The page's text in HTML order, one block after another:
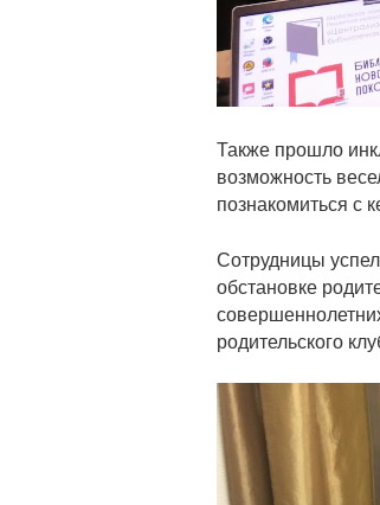
Также прошло
возможность
познакомиться с
Сотрудницы
обстановке
родительского